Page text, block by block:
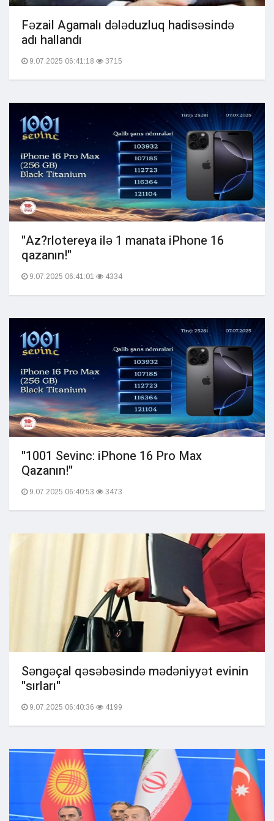
Fəzail Agamalı dələduzluq hadisəsində
adı hallandı
9.07.2025 06:41:18 3715
"Az?rlotereya ilə 1 manata iPhone 16
qazanın!"
9.07.2025 06:41:01 4334
"1001 Sevinc: iPhone 16 Pro Max
Qazanın!"
9.07.2025 06:40:53 3473
Səngəçal qəsəbəsində mədəniyyət evinin
"sırları"
9.07.2025 06:40:36 4199